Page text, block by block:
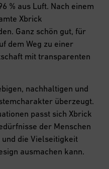
% aus Luft. Nach einem
Xbrick
Ganz schön gut, für
dem Weg zu einer
mit transparenten
nachhaltigen und
überzeugt.
passt sich Xbrick
der Menschen
die Vielseitigkeit
ausmachen kann.